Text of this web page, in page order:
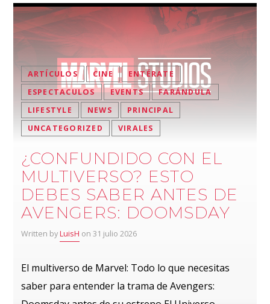
ARTÍCULOS CINE
ENTÉRATE
ESPECTACULOS
EVENTS
FARÁNDULA
LIFESTYLE
NEWS
PRINCIPAL
UNCATEGORIZED
VIRALES
¿CONFUNDIDO CON EL
MULTIVERSO? ESTO
DEBES SABER ANTES DE
AVENGERS: DOOMSDAY
Written byLuisH on 31 julio 2026
El multiverso de Marvel: Todo lo que necesitas
saber para entender la trama de Avengers: